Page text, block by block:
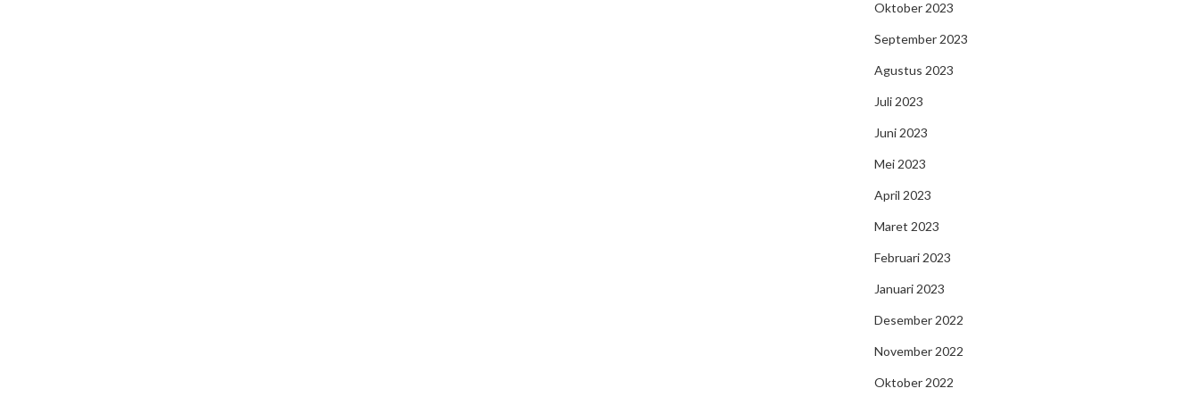
Oktober 2023
September 2023
Agustus 2023
Juli 2023
Juni 2023
Mei 2023
April 2023
Maret 2023
Februari 2023
Januari 2023
Desember 2022
November 2022
Oktober 2022